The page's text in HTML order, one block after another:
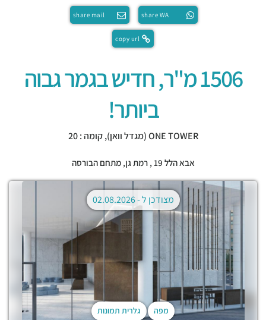
share WA
share mail
copy url
1506 מ"ר, חדיש בגמר גבוה
ביותר!
ONE TOWER (מגדל וואן), קומה : 20
אבא הלל 19 , רמת גן,מתחם הבורסה
מפה גלרית תמונות
מצודכן ל -02.08.2026